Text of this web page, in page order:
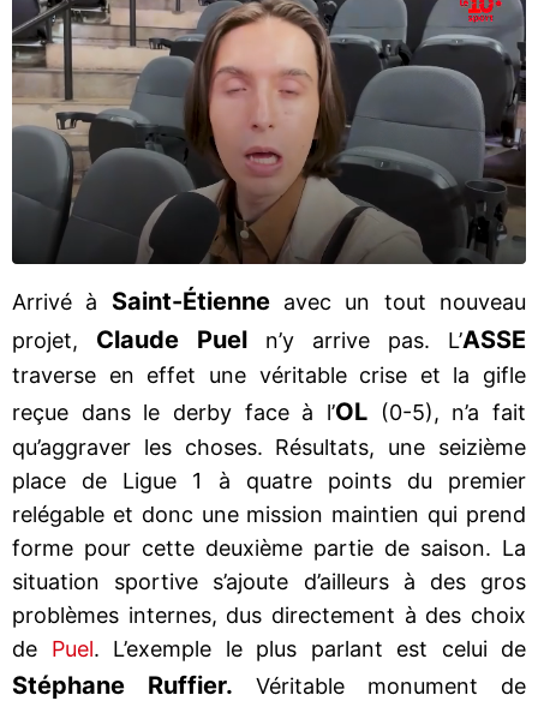
Arrivé à Saint-Étienneavec un tout nouveau
projet, Claude Puel n’y arrive pas. L’ASSE
traverse en effet une véritable crise et la gifle
reçue dans le derby face à l’OL (0-5), n’a fait
qu’aggraver les choses. Résultats, une seizième
place de Ligue 1 à quatre points du premier
relégable et donc une mission maintien qui prend
forme pour cette deuxième partie de saison. La
situation sportive s’ajoute d’ailleurs à des gros
problèmes internes, dus directement à des choix
de Puel. L’exemple le plus parlant est celui de
Stéphane Ruffier. Véritable monument de